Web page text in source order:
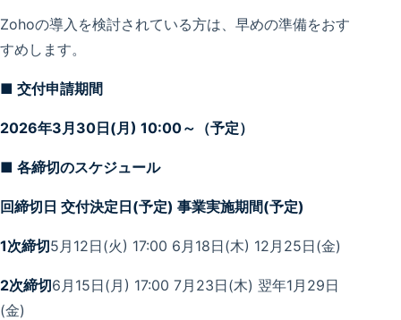
Zohoの導入を検討されている方は、早めの準備をおす
すめします。
■ 交付申請期間
2026年3月30日(月) 10:00～（予定）
■ 各締切のスケジュール
回締切日 交付決定日(予定) 事業実施期間(予定)
1次締切5月12日(火) 17:00 6月18日(木) 12月25日(金)
2次締切6月15日(月) 17:00 7月23日(木) 翌年1月29日
(金)